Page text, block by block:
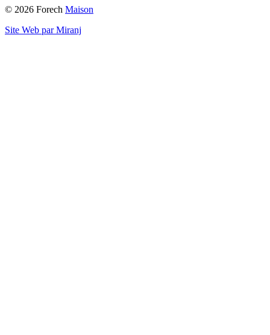
© 2026 Forech Maison
Site Web par Miranj